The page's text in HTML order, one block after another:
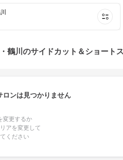
鶴川のサイドカット＆ショート
ロンは見つかりません
変更するか
アを変更して
ください